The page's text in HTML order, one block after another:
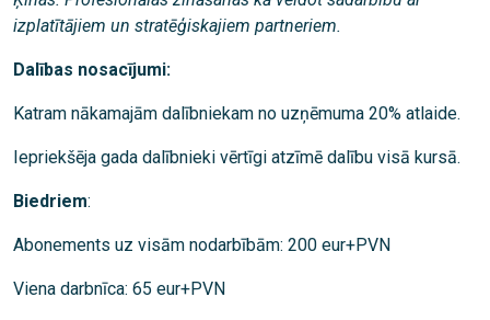
izplatītājiem un stratēģiskajiem partneriem.
Dalības nosacījumi:
Katram nākamajām dalībniekam no uzņēmuma 20% atlaide.
Iepriekšēja gada dalībnieki vērtīgi atzīmē dalību visā kursā.
Biedriem:
Abonements uz visām nodarbībām: 200 eur+PVN
Viena darbnīca: 65 eur+PVN